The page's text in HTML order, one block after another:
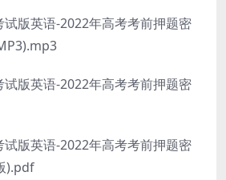
版英语-2022年高考考前押题密
版英语-2022年高考考前押题密
版英语-2022年高考考前押题密
).pdf